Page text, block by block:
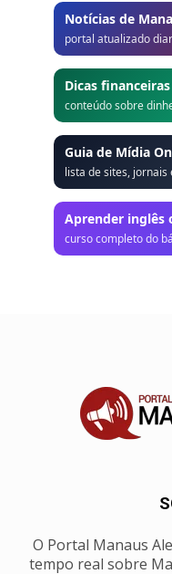
Notícias de
portal atualizado
Dicas
conteúdo sobre
Guia de Mídia
lista de sites, jornais
Aprender inglês
curso completo do
O Portal Manaus
tempo real sobre